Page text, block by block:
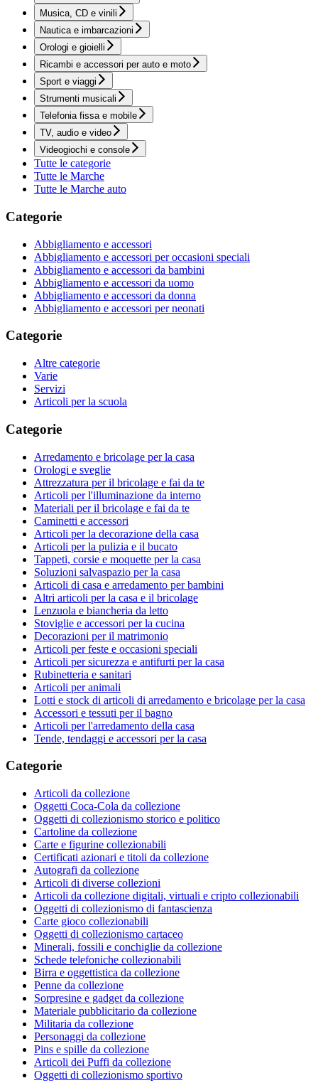
Musica, CD e vinili
Nautica e imbarcazioni
Orologi e gioielli
Ricambi e accessori per auto e moto
Sport e viaggi
Strumenti musicali
Telefonia fissa e mobile
TV, audio e video
Videogiochi e console
Tutte le categorie
Tutte le Marche
Tutte le Marche auto
Categorie
Abbigliamento e accessori
Abbigliamento e accessori per occasioni speciali
Abbigliamento e accessori da bambini
Abbigliamento e accessori da uomo
Abbigliamento e accessori da donna
Abbigliamento e accessori per neonati
Categorie
Altre categorie
Varie
Servizi
Articoli per la scuola
Categorie
Arredamento e bricolage per la casa
Orologi e sveglie
Attrezzatura per il bricolage e fai da te
Articoli per l'illuminazione da interno
Materiali per il bricolage e fai da te
Caminetti e accessori
Articoli per la decorazione della casa
Articoli per la pulizia e il bucato
Tappeti, corsie e moquette per la casa
Soluzioni salvaspazio per la casa
Articoli di casa e arredamento per bambini
Altri articoli per la casa e il bricolage
Lenzuola e biancheria da letto
Stoviglie e accessori per la cucina
Decorazioni per il matrimonio
Articoli per feste e occasioni speciali
Articoli per sicurezza e antifurti per la casa
Rubinetteria e sanitari
Articoli per animali
Lotti e stock di articoli di arredamento e bricolage per la casa
Accessori e tessuti per il bagno
Articoli per l'arredamento della casa
Tende, tendaggi e accessori per la casa
Categorie
Articoli da collezione
Oggetti Coca-Cola da collezione
Oggetti di collezionismo storico e politico
Cartoline da collezione
Carte e figurine collezionabili
Certificati azionari e titoli da collezione
Autografi da collezione
Articoli di diverse collezioni
Articoli da collezione digitali, virtuali e cripto collezionabili
Oggetti di collezionismo di fantascienza
Carte gioco collezionabili
Oggetti di collezionismo cartaceo
Minerali, fossili e conchiglie da collezione
Schede telefoniche collezionabili
Birra e oggettistica da collezione
Penne da collezione
Sorpresine e gadget da collezione
Materiale pubblicitario da collezione
Militaria da collezione
Personaggi da collezione
Pins e spille da collezione
Articoli dei Puffi da collezione
Oggetti di collezionismo sportivo